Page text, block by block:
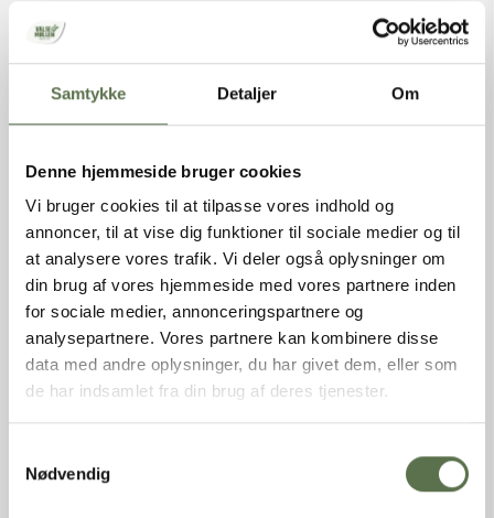
Samtykke Detaljer Om
Denne hjemmeside bruger cookies
Vi bruger cookies til at tilpasse vores indhold og
annoncer, til at vise dig funktioner til sociale medier og til
at analysere vores trafik. Vi deler også oplysninger om
din brug af vores hjemmeside med vores partnere inden
for sociale medier, annonceringspartnere og
analysepartnere. Vores partnere kan kombinere disse
data med andre oplysninger, du har givet dem, eller som
de har indsamlet fra din brug af deres tjenester.
Nødvendig
Holdbarhed (uåbnet)
Opbevaring
Tørt, ikke for varmt og ikke
sammen med stærkt lugtene
varer.
INGREDIENSER
Sukker, HVEDEMEL, HVEDESTIVELSE, fortykningsmiddel
(E1414), emulgator (risstivelse, E475, E471),
SKUMMETMÆLKSPULVER, hævemiddel (E450, E500,
HVEDESTIVELSE), vaniljesukker, salt, citronaroma, stabilisator
(E415), gurkemejerod.
NÆRINGSINDHOLD PR. 100G
Bagemix Færdig produkt
Energi